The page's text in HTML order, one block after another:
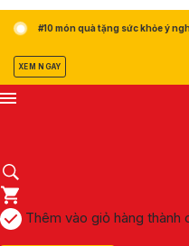
#10 món quà tặng sức khỏe ý
XEM NGAY
Thêm vào giỏ hàng thành